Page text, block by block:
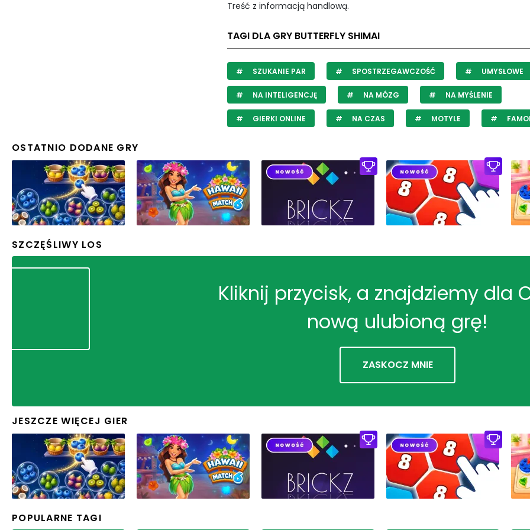
Treść z informacją handlową.
TAGI DLA GRY BUTTERFLY SHIMAI
SZUKANIE PAR SPOSTRZEGAWCZOŚĆ UMYSŁOWE
NA INTELIGENCJĘ NA MÓZG NA MYŚLENIE
GIERKI ONLINE NA CZAS MOTYLE
OSTATNIO DODANE GRY
SZCZĘŚLIWY LOS
Kliknij przycisk, a znajdziemy dla
nową ulubioną grę!
ZASKOCZ MNIE
JESZCZE WIĘCEJ GIER
POPULARNE TAGI